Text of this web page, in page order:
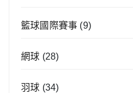
籃球國際賽事 (9)
網球 (28)
羽球 (34)